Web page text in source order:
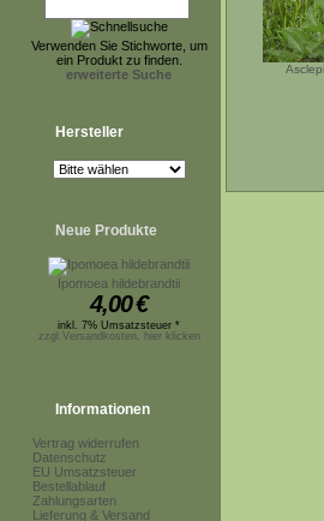
Verwenden Sie Stichworte, um
ein Produkt zu finden.
erweiterte Suche
Hersteller
Neue Produkte
Ipomoea hildebrandtii
4,00€
inkl. 7% Umsatzsteuer *
zzgl.Versandkosten, hier klicken
Informationen
Vertrag widerrufen
Datenschutz
EU Umsatzsteuer
Bestellablauf
Zahlungsarten
Lieferung & Versand